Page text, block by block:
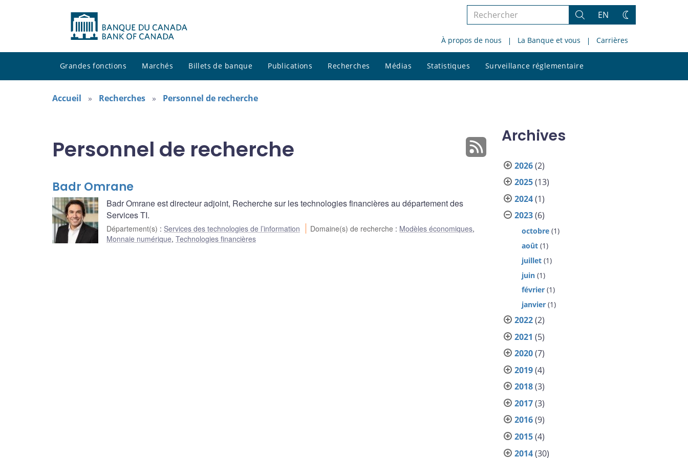
Rechercher
le
site
Rechercher
EN
Changez
thème
À propos de nous La Banque et vous Carrières
Grandes fonctions Marchés Billets de banque Publications Recherches Médias Statistiques Surveillance réglementaire
le
Accueil Recherches Personnel de recherche
Personnel de recherche
Badr Omrane
Badr Omrane est directeur adjoint, Recherche sur les technologies financières au département des
Services TI.
Département(s) : Services des technologies de l’information Domaine(s) de recherche : Modèles économiques,
Monnaie numérique, Technologies financières
Archives
2026(2)
2025(13)
2024(1)
2023(6)
octobre (1)
août (1)
juillet (1)
juin (1)
février (1)
janvier (1)
2022(2)
2021 (5)
2020(7)
2019(4)
2018(3)
2017(3)
2016(9)
2015(4)
2014(30)